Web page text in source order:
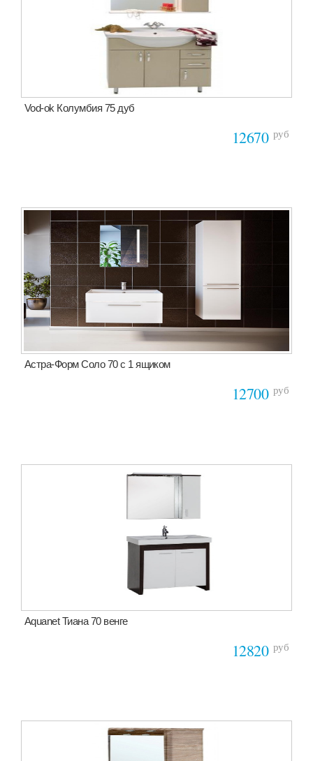
Vod-ok Колумбия 75 дуб
12670 руб
Астра-Форм Соло 70 с 1 ящиком
12700 руб
Aquanet Тиана 70 венге
12820 руб